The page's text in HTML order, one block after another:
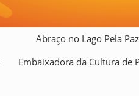
Abraço no Lago Pela
Embaixadora da Cultura de